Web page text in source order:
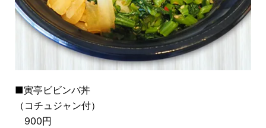
■寅亭ビビンバ丼
（コチュジャン付）
900円